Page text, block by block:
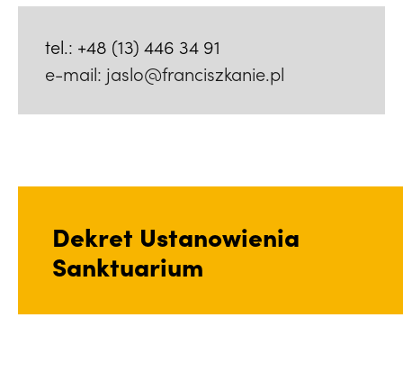
tel.: +48 (13) 446 34 91
e-mail: jaslo@franciszkanie.pl
Dekret Ustanowienia
Sanktuarium